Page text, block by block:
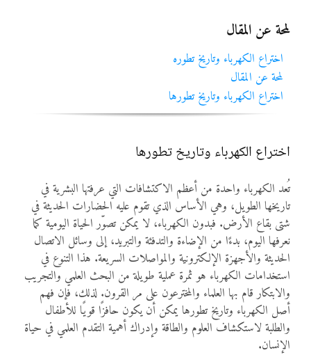
الألعاب التفاعلية
لمحة عن المقال
اختراع الكهرباء وتاريخ تطوره
لمحة عن المقال
اختراع الكهرباء وتاريخ تطورها
اختراع الكهرباء وتاريخ تطورها
تُعد الكهرباء واحدة من أعظم الاكتشافات التي عرفتها البشرية في
تاريخها الطويل، وهي الأساس الذي تقوم عليه الحضارات الحديثة في
شتى بقاع الأرض. فبدون الكهرباء، لا يمكن تصوّر الحياة اليومية كما
نعرفها اليوم، بدءًا من الإضاءة والتدفئة والتبريد، إلى وسائل الاتصال
الحديثة والأجهزة الإلكترونية والمواصلات السريعة. هذا التنوع في
استخدامات الكهرباء هو ثمرة عملية طويلة من البحث العلمي والتجريب
والابتكار قام بها العلماء والمخترعون على مر القرون. لذلك، فإن فهم
أصل الكهرباء وتاريخ تطورها يمكن أن يكون حافزًا قويًا للأطفال
والطلبة لاستكشاف العلوم والطاقة وإدراك أهمية التقدم العلمي في حياة
الإنسان.